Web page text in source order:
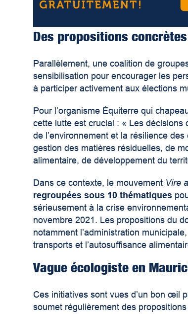
Des propositions
Parallèlement, une coalition de
sensibilisation pour encourager les
à participer activement aux élections
Pour l’organisme Équiterre qui
cette lutte est crucial : « Les
de l’environnement et la résilience
gestion des matières résiduelles, de
alimentaire, de développement du
Dans ce contexte, le mouvement Vire
regroupées sous 10 thématiques
sérieusement à la crise
novembre 2021. Les propositions du
notamment l’administration
transports et l’autosuffisance
Vague écologiste en
Ces initiatives sont vues d’un bon œil
soumet régulièrement des